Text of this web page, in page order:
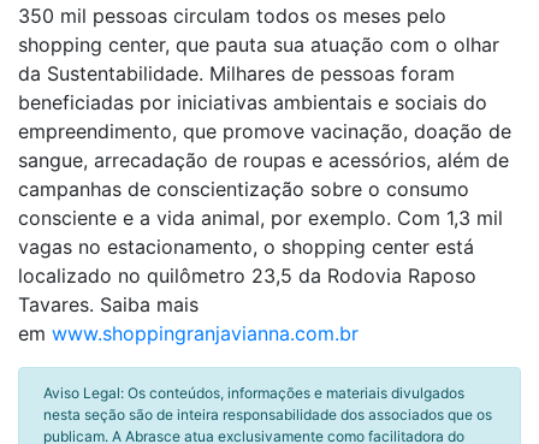
350 mil pessoas circulam todos os meses pelo
shopping center, que pauta sua atuação com o olhar
da Sustentabilidade. Milhares de pessoas foram
beneficiadas por iniciativas ambientais e sociais do
empreendimento, que promove vacinação, doação de
sangue, arrecadação de roupas e acessórios, além de
campanhas de conscientização sobre o consumo
consciente e a vida animal, por exemplo. Com 1,3 mil
vagas no estacionamento, o shopping center está
localizado no quilômetro 23,5 da Rodovia Raposo
Tavares. Saiba mais
em www.shoppingranjavianna.com.br
Aviso Legal: Os conteúdos, informações e materiais divulgados
nesta seção são de inteira responsabilidade dos associados que os
publicam. A Abrasce atua exclusivamente como facilitadora do